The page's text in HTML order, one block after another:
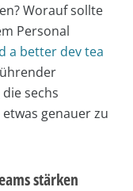
Worauf sollte
Personal
a better dev tea
sechs
genauer zu
stärken